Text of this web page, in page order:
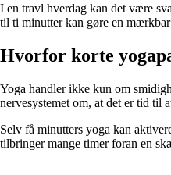
I en travl hverdag kan det være
til ti minutter kan gøre en
Hvorfor korte
Yoga handler ikke kun om
nervesystemet om, at det er tid til
Selv få minutters yoga kan
tilbringer mange timer foran en